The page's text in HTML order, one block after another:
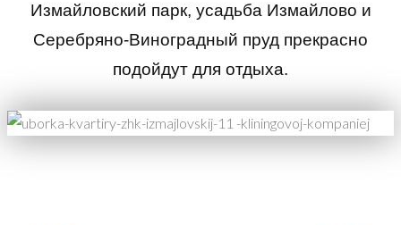
Измайловский парк, усадьба Измайлово и
Серебряно-Виноградный пруд прекрасно
подойдут для отдыха.